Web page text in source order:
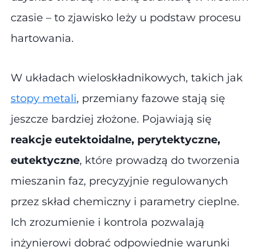
czasie – to zjawisko leży u podstaw procesu
hartowania.
W układach wieloskładnikowych, takich jak
stopy metali, przemiany fazowe stają się
jeszcze bardziej złożone. Pojawiają się
reakcje eutektoidalne, perytektyczne,
eutektyczne, które prowadzą do tworzenia
mieszanin faz, precyzyjnie regulowanych
przez skład chemiczny i parametry cieplne.
Ich zrozumienie i kontrola pozwalają
inżynierowi dobrać odpowiednie warunki